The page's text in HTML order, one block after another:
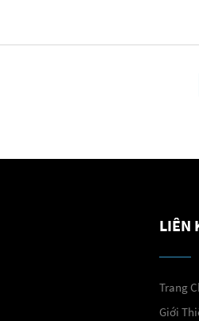
LIÊN
Trang
Giới